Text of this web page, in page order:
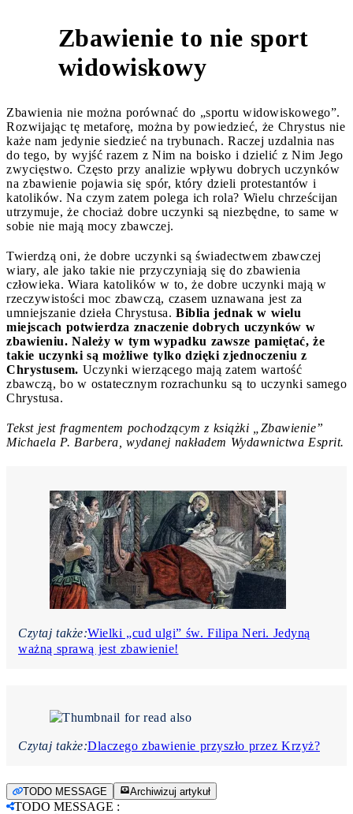
Zbawienie to nie sport
widowiskowy
Zbawienia nie można porównać do „sportu widowiskowego”.
Rozwijając tę metaforę, można by powiedzieć, że Chrystus nie
każe nam jedynie siedzieć na trybunach. Raczej uzdalnia nas
do tego, by wyjść razem z Nim na boisko i dzielić z Nim Jego
zwycięstwo. Często przy analizie wpływu dobrych uczynków
na zbawienie pojawia się spór, który dzieli protestantów i
katolików. Na czym zatem polega ich rola? Wielu chrześcijan
utrzymuje, że chociaż dobre uczynki są niezbędne, to same w
sobie nie mają mocy zbawczej.
Twierdzą oni, że dobre uczynki są świadectwem zbawczej
wiary, ale jako takie nie przyczyniają się do zbawienia
człowieka. Wiara katolików w to, że dobre uczynki mają w
rzeczywistości moc zbawczą, czasem uznawana jest za
umniejszanie dzieła Chrystusa. Biblia jednak w wielu
miejscach potwierdza znaczenie dobrych uczynków w
zbawieniu. Należy w tym wypadku zawsze pamiętać, że
takie uczynki są możliwe tylko dzięki zjednoczeniu z
Chrystusem. Uczynki wierzącego mają zatem wartość
zbawczą, bo w ostatecznym rozrachunku są to uczynki samego
Chrystusa.
Tekst jest fragmentem pochodzącym z książki „Zbawienie”
Michaela P. Barbera, wydanej nakładem Wydawnictwa Esprit.
Czytaj także:Wielki „cud ulgi” św. Filipa Neri. Jedyną
ważną sprawą jest zbawienie!
Czytaj także:Dlaczego zbawienie przyszło przez Krzyż?
TODO MESSAGE Archiwizuj artykuł
TODO MESSAGE :